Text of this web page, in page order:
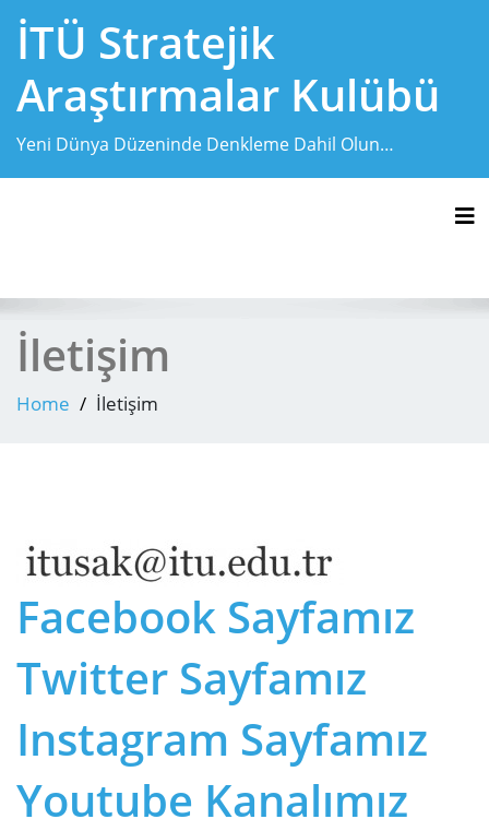
content
İTÜ Stratejik
Araştırmalar Kulübü
Yeni Dünya Düzeninde Denkleme Dahil Olun…
İletişim
Home İletişim
Facebook Sayfamız
Twitter Sayfamız
Instagram Sayfamız
Youtube Kanalımız